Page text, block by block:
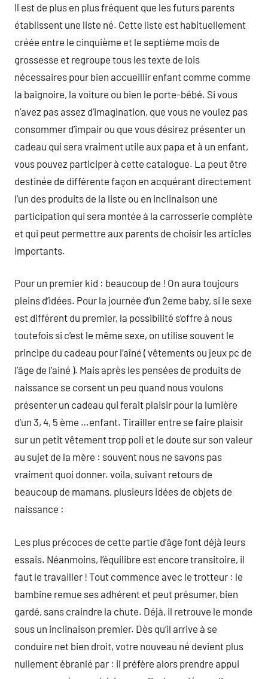
Il est de plus en plus fréquent que les futurs parents
établissent une liste né. Cette liste est habituellement
créée entre le cinquième et le septième mois de
grossesse et regroupe tous les texte de lois
nécessaires pour bien accueillir enfant comme comme
la baignoire, la voiture ou bien le porte-bébé. Si vous
n’avez pas assez d’imagination, que vous ne voulez pas
consommer d’impair ou que vous désirez présenter un
cadeau qui sera vraiment utile aux papa et à un enfant,
vous pouvez participer à cette catalogue. La peut être
destinée de différente façon en acquérant directement
l’un des produits de la liste ou en inclinaison une
participation qui sera montée à la carrosserie complète
et qui peut permettre aux parents de choisir les articles
importants.
Pour un premier kid : beaucoup de ! On aura toujours
pleins d’idées. Pour la journée d’un 2eme baby, si le sexe
est différent du premier, la possibilité s’offre à nous
toutefois si c’est le même sexe, on utilise souvent le
principe du cadeau pour l’aîné ( vêtements ou jeux pc de
l’âge de l’ainé ). Mais après les pensées de produits de
naissance se corsent un peu quand nous voulons
présenter un cadeau qui ferait plaisir pour la lumière
d’un 3, 4, 5 ème …enfant. Tirailler entre se faire plaisir
sur un petit vêtement trop poli et le doute sur son valeur
au sujet de la mère : souvent nous ne savons pas
vraiment quoi donner. voila, suivant retours de
beaucoup de mamans, plusieurs idées de objets de
naissance :
Les plus précoces de cette partie d’âge font déjà leurs
essais. Néanmoins, l’équilibre est encore transitoire, il
faut le travailler ! Tout commence avec le trotteur : le
bambine remue ses adhérent et peut présumer, bien
gardé, sans craindre la chute. Déjà, il retrouve le monde
sous un inclinaison premier. Dès qu’il arrive à se
conduire net bien droit, votre nouveau né devient plus
nullement ébranlé par : il préfère alors prendre appui